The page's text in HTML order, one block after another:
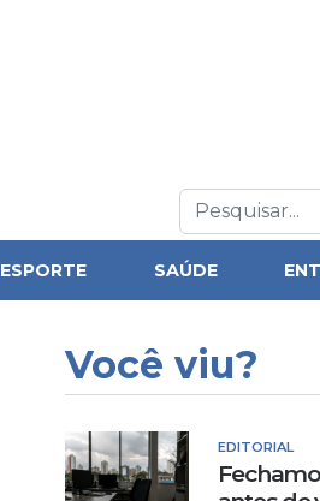
ESPORTE SAÚDE
Você viu?
EDITORIAL